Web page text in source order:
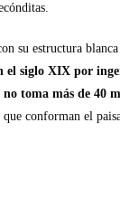
su estructura
el siglo XIX por
no toma más de 40
conforman el